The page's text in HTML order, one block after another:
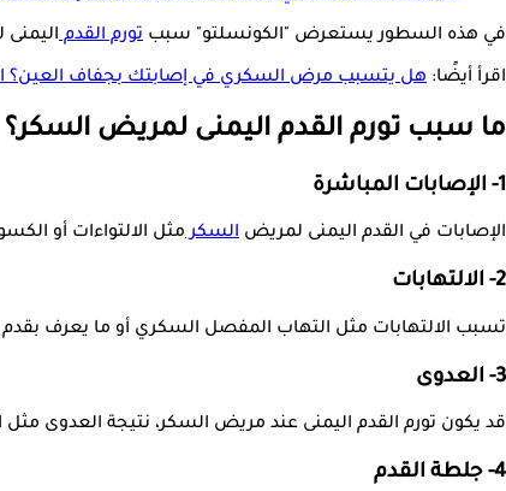
في هذه السطور يستعرض "الكونسلتو" سبب تورم القدم
اقرأ أيضًا: هل يتسبب مرض السكري في إصابتك بجفاف العين؟
ما سبب تورم القدم اليمنى لمريض السكر؟
1- الإصابات المباشرة
الإصابات في القدم اليمنى لمريض السكرمثل الالتواءات أو
2- الالتهابات
تسبب الالتهابات مثل التهاب المفصل السكري أو ما يعرف بقدم
3- العدوى
قد يكون تورم القدم اليمنى عند مريض السكر، نتيجة العدوى مثل
4- جلطة القدم